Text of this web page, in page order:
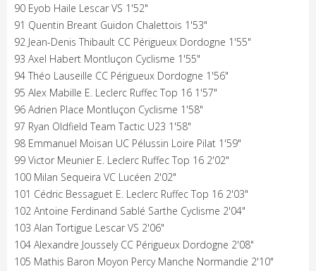
90 Eyob Haile Lescar VS 1'52"
91 Quentin Breant Guidon Chalettois 1'53"
92 Jean-Denis Thibault CC Périgueux Dordogne 1'55"
93 Axel Habert Montluçon Cyclisme 1'55"
94 Théo Lauseille CC Périgueux Dordogne 1'56"
95 Alex Mabille E. Leclerc Ruffec Top 16 1'57"
96 Adrien Place Montluçon Cyclisme 1'58"
97 Ryan Oldfield Team Tactic U23 1'58"
98 Emmanuel Moisan UC Pélussin Loire Pilat 1'59"
99 Victor Meunier E. Leclerc Ruffec Top 16 2'02"
100 Milan Sequeira VC Lucéen 2'02"
101 Cédric Bessaguet E. Leclerc Ruffec Top 16 2'03"
102 Antoine Ferdinand Sablé Sarthe Cyclisme 2'04"
103 Alan Tortigue Lescar VS 2'06"
104 Alexandre Joussely CC Périgueux Dordogne 2'08"
105 Mathis Baron Moyon Percy Manche Normandie 2'10"